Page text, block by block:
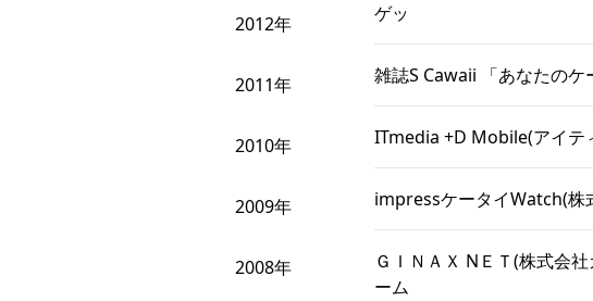
2012年
2011年
2010年
2009年
2008年
ゲッ
雑誌S Cawaii 「あなたの
ITmedia +D Mobile(アイテ
impressケータイWatch(
ＧＩＮＡＸ NＥＴ(株式会
ーム